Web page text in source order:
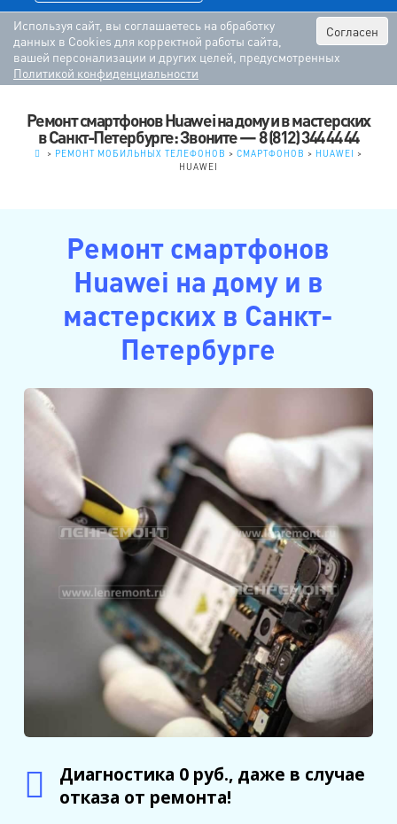
Согласен
Используя сайт, вы соглашаетесь на обработку
данных в Cookies для корректной работы сайта,
вашей персонализации и других целей, предусмотренных
Политикой конфиденциальности
Ремонт смартфонов Huawei на дому и в мастерских
в Санкт-Петербурге: Звоните — 8 (812) 344 44 44
> РЕМОНТ МОБИЛЬНЫХ ТЕЛЕФОНОВ > СМАРТФОНОВ > HUAWEI >
HUAWEI
Ремонт смартфонов
Huawei на дому и в
мастерских в Санкт-
Петербурге
Диагностика 0 руб., даже в случае
отказа от ремонта!